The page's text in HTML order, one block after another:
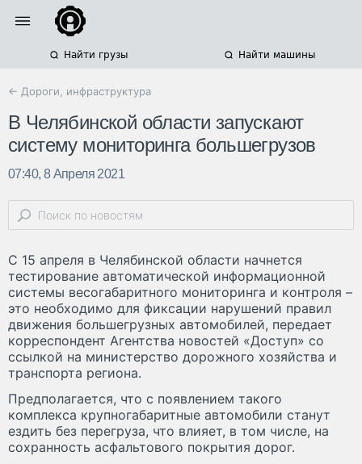
Найти грузы Найти машины
← Дороги, инфраструктура
В Челябинской области запускают
систему мониторинга большегрузов
07:40, 8 Апреля 2021
С 15 апреля в Челябинской области начнется
тестирование автоматической информационной
системы весогабаритного мониторинга и контроля –
это необходимо для фиксации нарушений правил
движения большегрузных автомобилей, передает
корреспондент Агентства новостей «Доступ» со
ссылкой на министерство дорожного хозяйства и
транспорта региона.
Предполагается, что с появлением такого
комплекса крупногабаритные автомобили станут
ездить без перегруза, что влияет, в том числе, на
сохранность асфальтового покрытия дорог.